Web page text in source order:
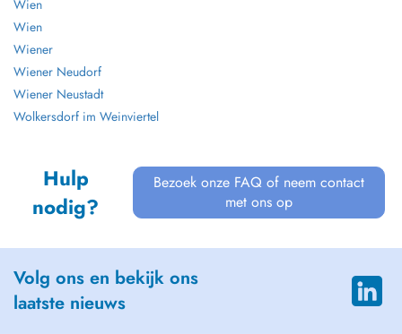
Wien
Wien
Wiener
Wiener Neudorf
Wiener Neustadt
Wolkersdorf im Weinviertel
Hulp
nodig?
Bezoek onze FAQ of neem contact
met ons op
Volg ons en bekijk ons
laatste nieuws